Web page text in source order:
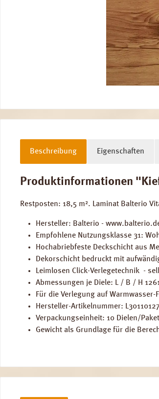
Beschreibung Eigenschaften
Produktinformationen
Restposten: 18,5 m². Laminat Balterio
Hersteller: Balterio -
Empfohlene Nutzungsklasse 31:
Hochabriebfeste Deckschicht aus
Dekorschicht bedruckt mit
Leimlosen Click-Verlegetechnik -
Abmessungen je Diele: L / B / H
Für die Verlegung auf
Hersteller-Artikelnummer:
Verpackungseinheit: 10 Dielen/
Gewicht als Grundlage für die